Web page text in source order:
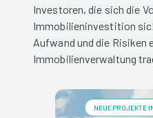
Investoren, die sich die
Immobilieninvestition
Aufwand und die Risiken
Immobilienverwaltung
NEUE PROJEKTE